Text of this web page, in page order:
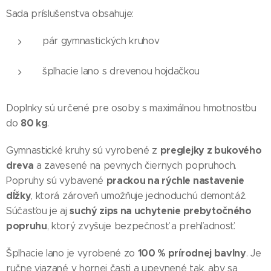
Sada príslušenstva obsahuje:
pár gymnastických kruhov
šplhacie lano s drevenou hojdačkou
Doplnky sú určené pre osoby s maximálnou hmotnosťou
do 80 kg.
Gymnastické kruhy sú vyrobené z preglejky z bukového
dreva a zavesené na pevnych čiernych popruhoch.
Popruhy sú vybavené prackou na rýchle nastavenie
dĺžky, ktorá zároveň umožňuje jednoduchú demontáž.
Súčasťou je ajsuchý zips na uchytenie prebytočného
popruhu, ktorý zvyšuje bezpečnosť a prehľadnosť.
Šplhacie lano je vyrobené zo 100 % prírodnej bavlny. Je
ručne viazané v hornej časti a upevnené tak, aby sa